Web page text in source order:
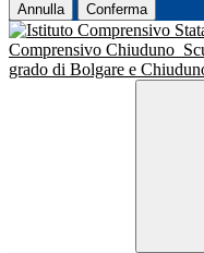
Annulla Conferma
Comprensivo Chiuduno
grado di Bolgare e